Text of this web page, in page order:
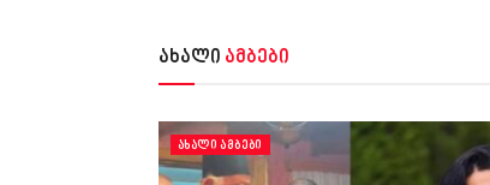
ახალი ამბები
ᲐᲮᲐᲚᲘ ᲐᲛᲑᲔᲑᲘ